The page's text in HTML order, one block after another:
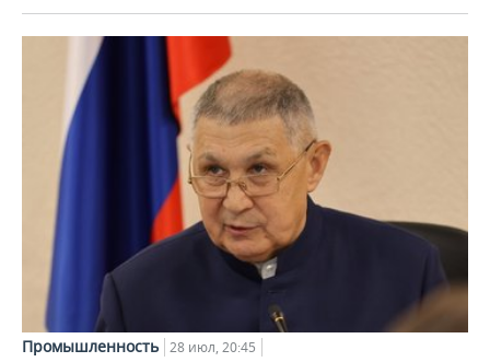
Промышленность 28 июл, 20:45